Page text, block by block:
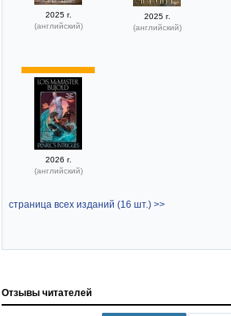
2025 г.
(английский)
2025 г.
(английский)
2026 г.
(английский)
страница всех изданий (16 шт.) >>
Отзывы читателей